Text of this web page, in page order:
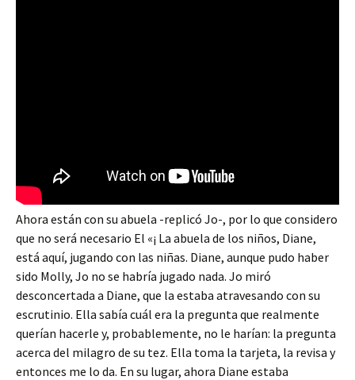
Ahora están con su abuela -replicó Jo-, por lo que considero
que no será necesario El «¡ La abuela de los niños, Diane,
está aquí, jugando con las niñas. Diane, aunque pudo haber
sido Molly, Jo no se habría jugado nada. Jo miró
desconcertada a Diane, que la estaba atravesando con su
escrutinio. Ella sabía cuál era la pregunta que realmente
querían hacerle y, probablemente, no le harían: la pregunta
acerca del milagro de su tez. Ella toma la tarjeta, la revisa y
entonces me lo da. En su lugar, ahora Diane estaba